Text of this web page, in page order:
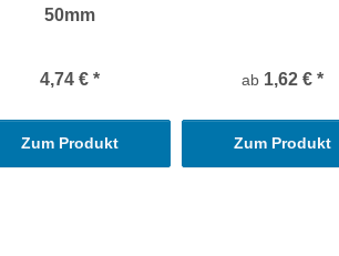
50mm
4,74 € *
Zum Produkt
ab 1,62 € *
Zum Produkt